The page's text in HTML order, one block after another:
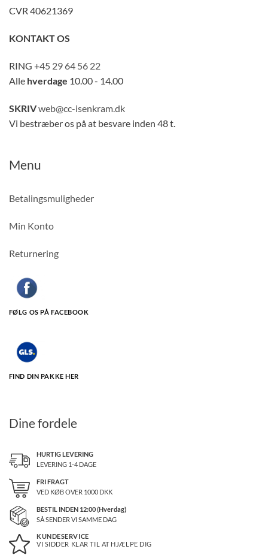
CVR 40621369
KONTAKT OS
RING +45 29 64 56 22
Alle hverdage 10.00 - 14.00
SKRIVweb@cc-isenkram.dk
Vi bestræber os på at besvare inden 48 t.
Menu
Betalingsmuligheder
Min Konto
Returnering
FØLG OS PÅ FACEBOOK
FIND DIN PAKKE HER
Dine fordele
HURTIG LEVERING
LEVERING 1-4 DAGE
FRI FRAGT
VED KØB OVER 1000DKK
BESTIL INDEN 12:00 (Hverdag)
SÅ SENDER VI SAMME DAG
KUNDESERVICE
VI SIDDER KLAR TIL AT HJÆLPE DIG